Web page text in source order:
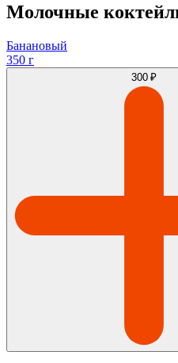
Молочные
Банановый
350 г
300 ₽